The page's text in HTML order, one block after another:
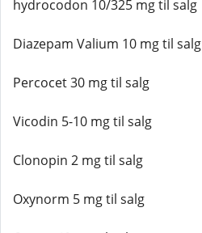
hydrocodon 10/325 mg til salg
Diazepam Valium 10 mg til salg
Percocet 30 mg til salg
Vicodin 5-10 mg til salg
Clonopin 2 mg til salg
Oxynorm 5 mg til salg